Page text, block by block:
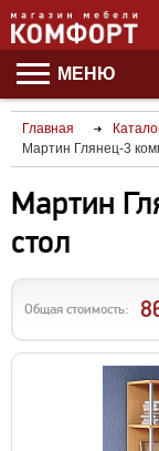
МЕНЮ
Главная
Мартин Глянец-3
Мартин
стол
Общая стоимость: